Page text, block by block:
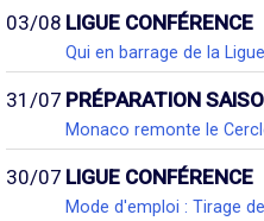
03/08 LIGUE CONFÉRENCE
Qui en barrage de la
31/07 PRÉPARATION
Monaco remonte le
30/07 LIGUE CONFÉRENCE
Mode d'emploi : Tirage